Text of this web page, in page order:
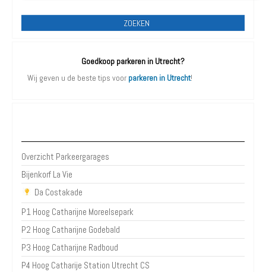
ZOEKEN
Goedkoop parkeren in Utrecht?
Wij geven u de beste tips voor parkeren in Utrecht!
Overzicht Parkeergarages
Bijenkorf La Vie
Da Costakade
P1 Hoog Catharijne Moreelsepark
P2 Hoog Catharijne Godebald
P3 Hoog Catharijne Radboud
P4 Hoog Catharije Station Utrecht CS